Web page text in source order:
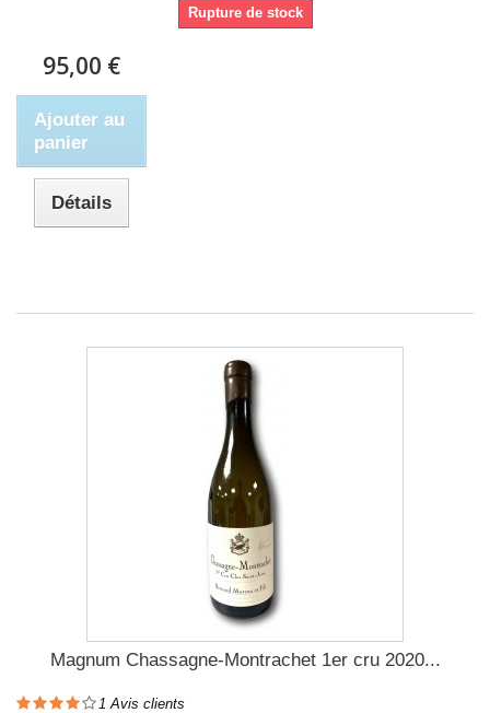
Rupture de stock
95,00 €
Ajouter au
panier
Détails
Magnum Chassagne-Montrachet 1er cru 2020...
1 Avis clients